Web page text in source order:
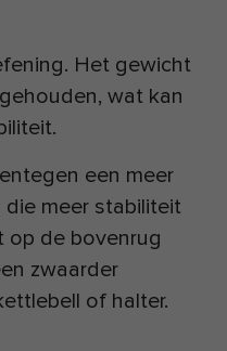
Het gewicht
wat kan
een meer
meer stabiliteit
op de bovenrug
zwaarder
of halter.